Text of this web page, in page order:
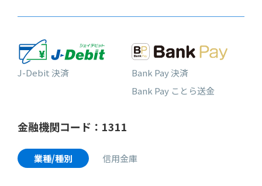
J-Debit 決済
Bank Pay 決済
Bank Pay ことら送金
金融機関コード：1311
業種/種別 信用金庫